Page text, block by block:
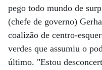
pego todo mundo de
(chefe de governo)
coalizão de centro-
verdes que assumiu o
último. "Estou